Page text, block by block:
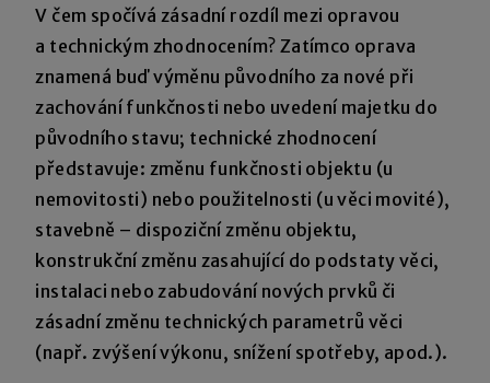
V čem spočívá zásadní rozdíl mezi opravou
a technickým zhodnocením? Zatímco oprava
znamená buď výměnu původního za nové při
zachování funkčnosti nebo uvedení majetku do
původního stavu; technické zhodnocení
představuje: změnu funkčnosti objektu (u
nemovitosti) nebo použitelnosti (u věci movité),
stavebně – dispoziční změnu objektu,
konstrukční změnu zasahující do podstaty věci,
instalaci nebo zabudování nových prvků či
zásadní změnu technických parametrů věci
(např. zvýšení výkonu, snížení spotřeby, apod.).